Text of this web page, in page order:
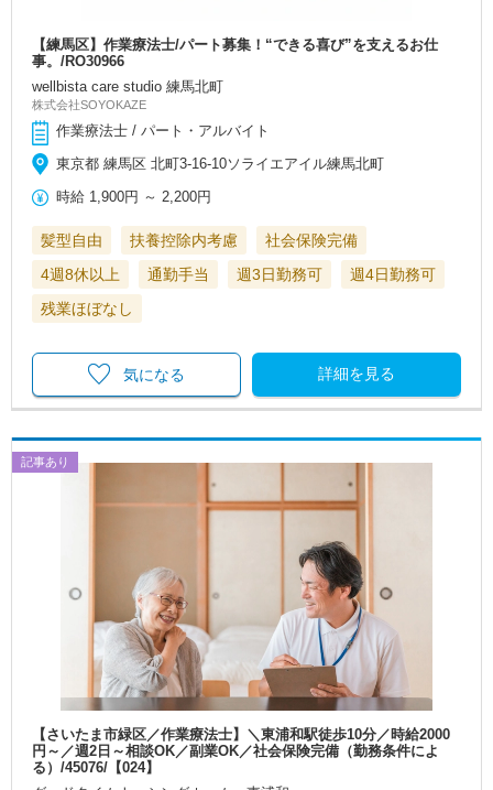
【練馬区】作業療法士/パート募集！“できる喜び”を支えるお仕
事。/RO30966
wellbista care studio 練馬北町
株式会社SOYOKAZE
作業療法士 / パート・アルバイト
東京都 練馬区 北町3-16-10ソライエアイル練馬北町
時給 1,900円 ～2,200円
髪型自由 扶養控除内考慮
社会保険完備
4週8休以上
通勤手当 週3日勤務可
週4日勤務可
残業ほぼなし
詳細を見る
気になる
記事あり
【さいたま市緑区／作業療法士】＼東浦和駅徒歩10分／時給2000
円～／週2日～相談OK／副業OK／社会保険完備（勤務条件によ
る）/45076/【024】